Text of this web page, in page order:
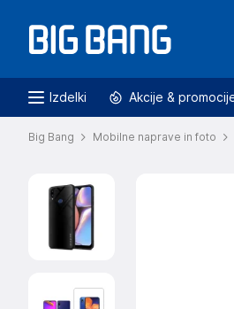
Izdelki Akcije &
Big Bang Mobilne naprave in foto